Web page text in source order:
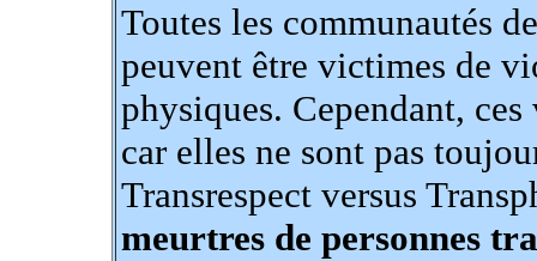
Toutes les communautés
peuvent être victimes de
physiques. Cependant,
car elles ne sont pas
Transrespect versus
meurtres de personnes